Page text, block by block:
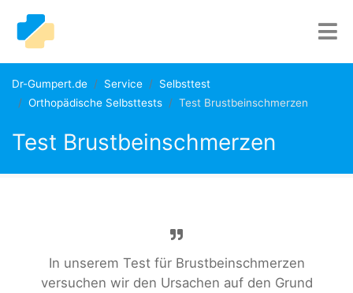
Dr-Gumpert.de Service
Selbsttest
Orthopädische Selbsttests
Test Brustbeinschmerzen
Test Brustbeinschmerzen
In unserem Test für Brustbeinschmerzen
versuchen wir den Ursachen auf den Grund